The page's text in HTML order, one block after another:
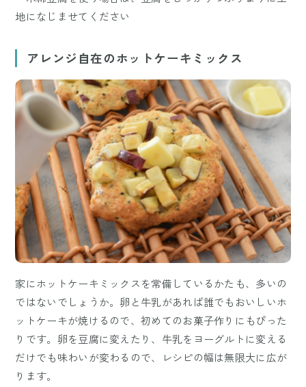
地になじませてください
アレンジ自在のホットケーキミックス
家にホットケーキミックスを常備しているかたも、多いの
ではないでしょうか。卵と牛乳があれば誰でもおいしいホ
ットケーキが焼けるので、初めてのお菓子作りにもぴった
りです。卵を豆腐に変えたり、牛乳をヨーグルトに変える
だけでも味わいが変わるので、レシピの幅は無限大に広が
ります。